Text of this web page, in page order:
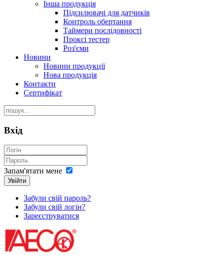
Інша продукція
Підсилювачі для датчиків
Контроль обертання
Таймери послідовності
Проксі тестер
Роз'єми
Новини
Новини продукції
Нова продукція
Контакти
Сертифікат
Вхід
Запам'ятати мене
Увійти
Забули свій пароль?
Забули свій логін?
Зареєструватися